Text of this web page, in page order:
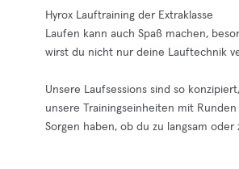
Hyrox Lauftraining der Extraklasse
Laufen kann auch Spaß machen,
wirst du nicht nur deine Lauftechnik
Unsere Laufsessions sind so
unsere Trainingseinheiten mit
Sorgen haben, ob du zu langsam